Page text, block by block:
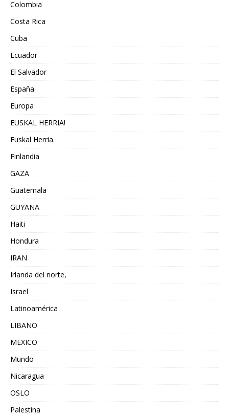
Colombia
Costa Rica
Cuba
Ecuador
El Salvador
España
Europa
EUSKAL HERRIA!
Euskal Herria.
Finlandia
GAZA
Guatemala
GUYANA
Haiti
Hondura
IRAN
Irlanda del norte,
Israel
Latinoamérica
LIBANO
MEXICO
Mundo
Nicaragua
OSLO
Palestina